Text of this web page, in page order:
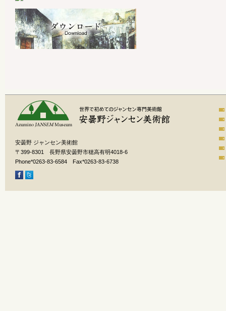
安曇野 ジャンセン美術館
〒399-8301 長野県安曇野市穂高有明4018-6
Phone*0263-83-6584 Fax*0263-83-6738